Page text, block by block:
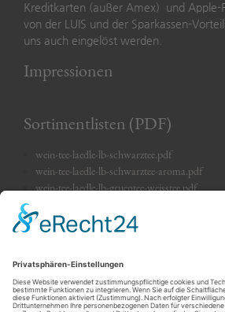
Kreditkarten (außer Amex) und Apple-
von der LUIS und der Sparkassen-
uns auch eingelöst werden.
Impressionen
Sortimentlisten (PDF)
wein-tee-laedle-lb-schwarztee.pdf
wein-tee-laedle-lb-schwarztee-aroma.pdf
wein-tee-laedle-lb-gruentee-weisstee.pdf
wein-tee-laedle-lb-kraeutertees.pdf
wein-tee-laedle-lb-kraeutertees-aroma.pdf
wein-tee-laedle-lb-rotbusch.pdf
wein-tee-laedle-lb-feinkost.pdf
wein-tee-laedle-lb-suesses.pdf